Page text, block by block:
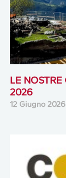
LE NOSTRE
2026
12 Giugno 2026